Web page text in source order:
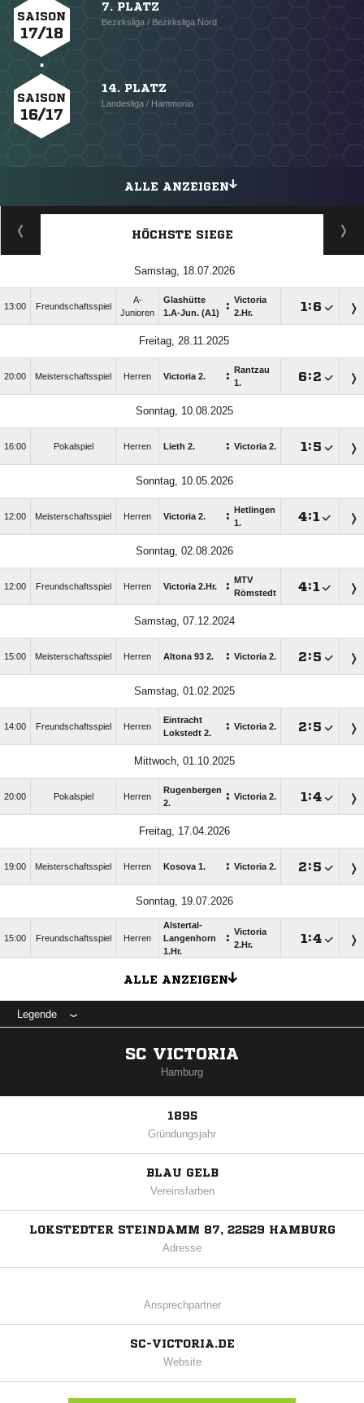
SAISON
17/18
7. PLATZ
Bezirksliga / Bezirksliga Nord
SAISON
16/17
14. PLATZ
Landesliga / Hammonia
ALLE ANZEIGEN
HÖCHSTE SIEGE
Samstag, 18.07.2026
13:00 Freundschaftsspiel
A-
Junioren
Glashütte
1.A-Jun. (A1)
: Victoria
2.Hr.
:
Freitag, 28.11.2025
20:00 Meisterschaftsspiel Herren Victoria 2. :
Rantzau
1.
:
Sonntag, 10.08.2025
16:00 Pokalspiel Herren Lieth 2. : Victoria 2. :
Sonntag, 10.05.2026
12:00 Meisterschaftsspiel Herren Victoria 2. :
Hetlingen
1.
:
Sonntag, 02.08.2026
12:00 Freundschaftsspiel Herren Victoria 2.Hr. :
MTV
Römstedt
:
Samstag, 07.12.2024
15:00 Meisterschaftsspiel Herren Altona 93 2. : Victoria 2. :
Samstag, 01.02.2025
14:00 Freundschaftsspiel Herren
Eintracht
Lokstedt 2.
: Victoria 2. :
Mittwoch, 01.10.2025
20:00 Pokalspiel Herren
Rugenbergen
2.
: Victoria 2. :
Freitag, 17.04.2026
19:00 Meisterschaftsspiel Herren Kosova 1. : Victoria 2. :
Sonntag, 19.07.2026
15:00 Freundschaftsspiel Herren
Alstertal-
Langenhorn
1.Hr.
: Victoria
2.Hr.
:
ALLE ANZEIGEN
Legende
SC VICTORIA
Hamburg
1895
Gründungsjahr
BLAU GELB
Vereinsfarben
LOKSTEDTER STEINDAMM 87, 22529 HAMBURG
Adresse
Ansprechpartner
SC-VICTORIA.DE
Website